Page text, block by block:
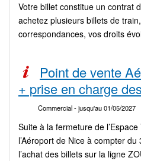
Votre billet constitue un contrat
achetez plusieurs billets de
correspondances, vos droits
Point de vente
+ prise en charge
Commercial- jusqu'au 01/05/2027
Suite à la fermeture de
l’Aéroport de Nice à compter
l’achat des billets sur la ligne